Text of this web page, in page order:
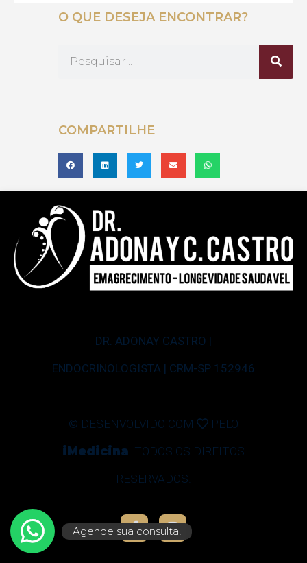
O QUE DESEJA ENCONTRAR?
COMPARTILHE
DR. ADONAY CASTRO |
ENDOCRINOLOGISTA | CRM-SP 152946
© DESENVOLVIDO COM
PELO
iMedicina . TODOS OS DIREITOS
RESERVADOS.
Agende sua consulta!